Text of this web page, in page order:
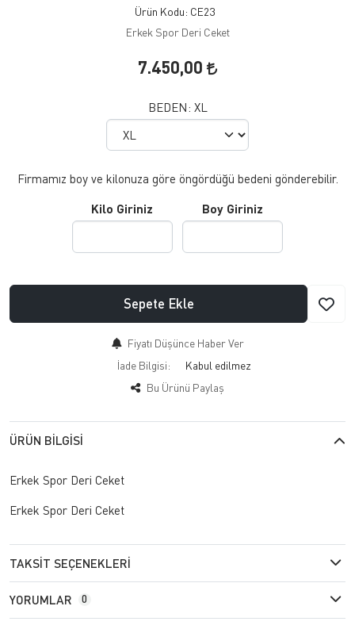
Ürün Kodu: CE23
Erkek Spor Deri Ceket
7.450,00
BEDEN: XL
Firmamız boy ve kilonuza göre öngördüğü bedeni gönderebilir.
Kilo Giriniz Boy Giriniz
Sepete Ekle
Fiyatı Düşünce Haber Ver
İade Bilgisi:
Bu Ürünü Paylaş
ÜRÜN BILGISI
Erkek Spor Deri Ceket
Erkek Spor Deri Ceket
TAKSIT SEÇENEKLERI
YORUMLAR 0